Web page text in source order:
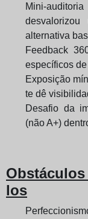
Mini-
alternativa
Feedback
específicos
Exposição
te dê
Desafio da
(não A+)
los